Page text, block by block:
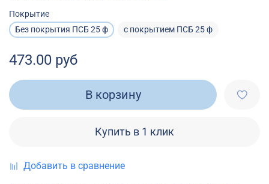
Покрытие
Без покрытия ПСБ 25 ф
с покрытием ПСБ 25 ф
473.00 руб
В корзину
Купить в 1 клик
Добавить в сравнение